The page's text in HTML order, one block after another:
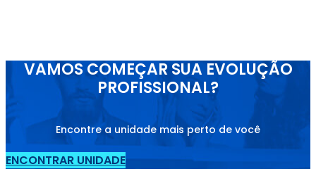
VAMOS COMEÇAR SUA EVOLUÇÃO
PROFISSIONAL?
Encontre a unidade mais perto de você
ENCONTRAR UNIDADE